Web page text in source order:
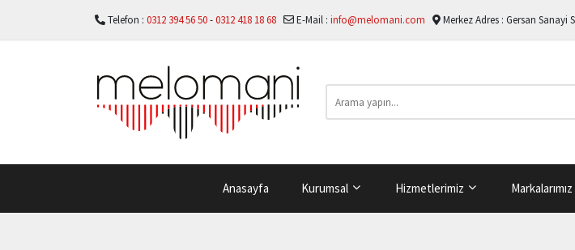
Telefon : 0312 394 56 50-0312 418 18 68 E-Mail : info@melomani.com Merkez Adres : Gersan Sanayi
Anasayfa Kurumsal Hizmetlerimiz Markalarımız